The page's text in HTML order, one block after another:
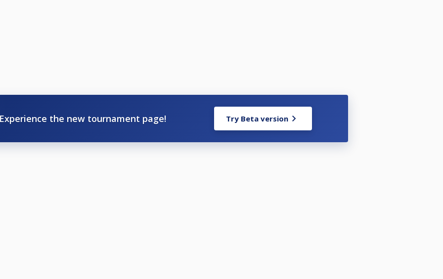
att få en faktura för spelarens startavgift.
Experience the new tournament page! Try Beta version